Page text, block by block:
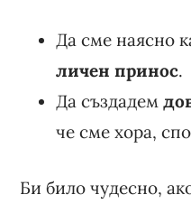
Да сме наясно
личен принос.
Да създадем
че сме хора,
Би било чудесно,